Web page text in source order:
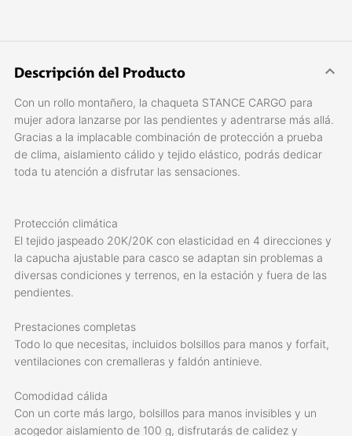
Descripción del Producto
Con un rollo montañero, la chaqueta STANCE CARGO para
mujer adora lanzarse por las pendientes y adentrarse más allá.
Gracias a la implacable combinación de protección a prueba
de clima, aislamiento cálido y tejido elástico, podrás dedicar
toda tu atención a disfrutar las sensaciones.
Protección climática
El tejido jaspeado 20K/20K con elasticidad en 4 direcciones y
la capucha ajustable para casco se adaptan sin problemas a
diversas condiciones y terrenos, en la estación y fuera de las
pendientes.
Prestaciones completas
Todo lo que necesitas, incluidos bolsillos para manos y forfait,
ventilaciones con cremalleras y faldón antinieve.
Comodidad cálida
Con un corte más largo, bolsillos para manos invisibles y un
acogedor aislamiento de 100 g, disfrutarás de calidez y